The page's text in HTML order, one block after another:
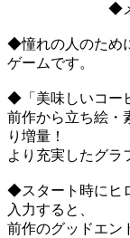
◆メールアド
◆憧れの人のため
ゲームです。
◆「美味しいコー
前作から立ち絵・
り増量！
より充実したグラ
◆スタート時にヒ
入力すると、
前作のグッドエン